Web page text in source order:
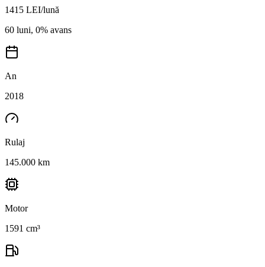
1415 LEI/lună
60 luni, 0% avans
An
2018
Rulaj
145.000 km
Motor
1591 cm³